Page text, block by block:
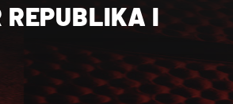
REPUBLIKA I